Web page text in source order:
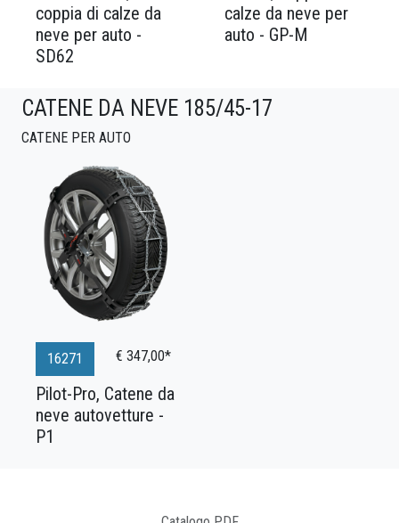
coppia di calze da
neve per auto -
SD62
calze da neve per
auto - GP-M
CATENE DA NEVE 185/45-17
CATENE PER AUTO
16271 € 347,00*
Pilot-Pro, Catene da
neve autovetture -
P1